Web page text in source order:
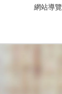
網站導覽